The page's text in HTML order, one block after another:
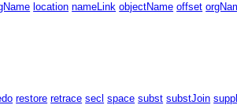
location nameLink objectName offset
restore retrace secl space subst substJoin